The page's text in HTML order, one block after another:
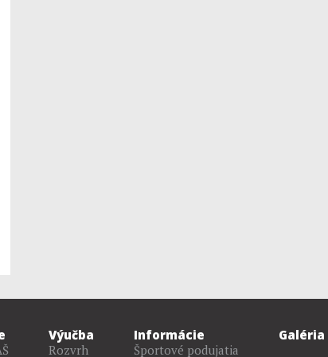
Výučba
Rozvrh
Informácie
Športové podujatia
Galéria